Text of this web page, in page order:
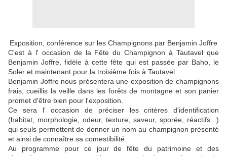
Exposition, conférence sur les Champignons par Benjamin Joffre
C'est à l' occasion de la Fête du Champignon à Tautavel que
Benjamin Joffre, fidèle à cette fête qui est passée par Baho, le
Soler et maintenant pour la troisième fois à Tautavel.
Benjamin Joffre nous présentera une exposition de champignons
frais, cueillis la veille dans les forêts de montagne et son panier
promet d'être bien pour l'exposition.
Ce sera l' occasion de préciser les critères d'identification
(habitat, morphologie, odeur, texture, saveur, sporée, réactifs...)
qui seuls permettent de donner un nom au champignon présenté
et ainsi de connaître sa comestibilité.
Au programme pour ce jour de fête du patrimoine et des